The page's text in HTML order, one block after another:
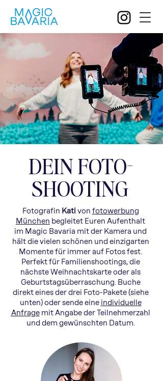
DEIN FOTO-
SHOOTING
Fotografin Kativon fotowerbung
München begleitet Euren Aufenthalt
im Magic Bavaria mit der Kamera und
hält die vielen schönen und einzigarten
Momente für immer auf Fotos fest.
Perfekt für Familienshootings, die
nächste Weihnachtskarte oder als
Geburtstagsüberraschung. Buche
direkt eines der drei Foto-Pakete (siehe
unten) oder sende eine individuelle
Anfragemit Angabe der Teilnehmerzahl
und dem gewünschten Datum.